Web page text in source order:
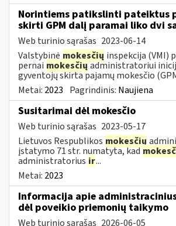
Norintiems patikslinti pateiktus
skirti GPM dalį paramai liko dvi
Web turinio sąrašas 2023-06-14
Valstybinė mokesčių inspekcija (VMI)
pernai mokesčiųadministratoriui
gyventojų skirta pajamų mokesčio
Metai: 2023 Pagrindinis: Naujiena
Susitarimai dėl mokesčio
Web turinio sąrašas 2023-05-17
Lietuvos Respublikos mokesčių
įstatymo 71 str. numatyta, kad
administratorius ir...
Metai: 2023
Informacija apie
dėl poveikio priemonių taikymo
Web turinio sąrašas 2026-06-05